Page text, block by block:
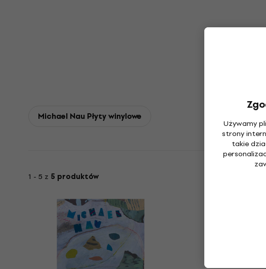
Używamy
strony
takie
Michael Nau Płyty winylowe
1 - 5 z 5 produktów